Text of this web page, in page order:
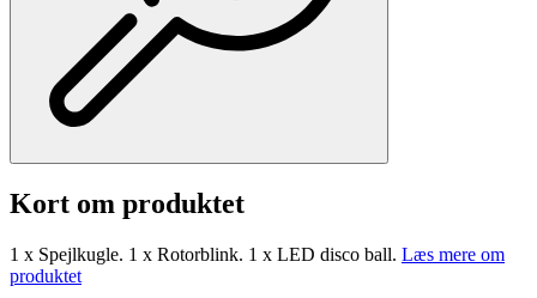
Kort om produktet
1 x Spejlkugle. 1 x Rotorblink. 1 x LED disco ball. Læs mere om
produktet